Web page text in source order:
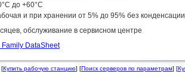
до +60°C
и при хранении от 5% до 95% без конденсации
обслуживание в сервисном центре
Family DataSheet
[Купить рабочую станцию] [Поиск серверов по параметрам] [